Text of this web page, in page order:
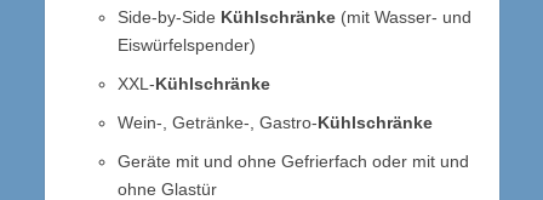
Side-by-Side Kühlschränke(mit Wasser- und
Eiswürfelspender)
XXL-Kühlschränke
Wein-, Getränke-, Gastro-Kühlschränke
Geräte mit und ohne Gefrierfach oder mit und
ohne Glastür